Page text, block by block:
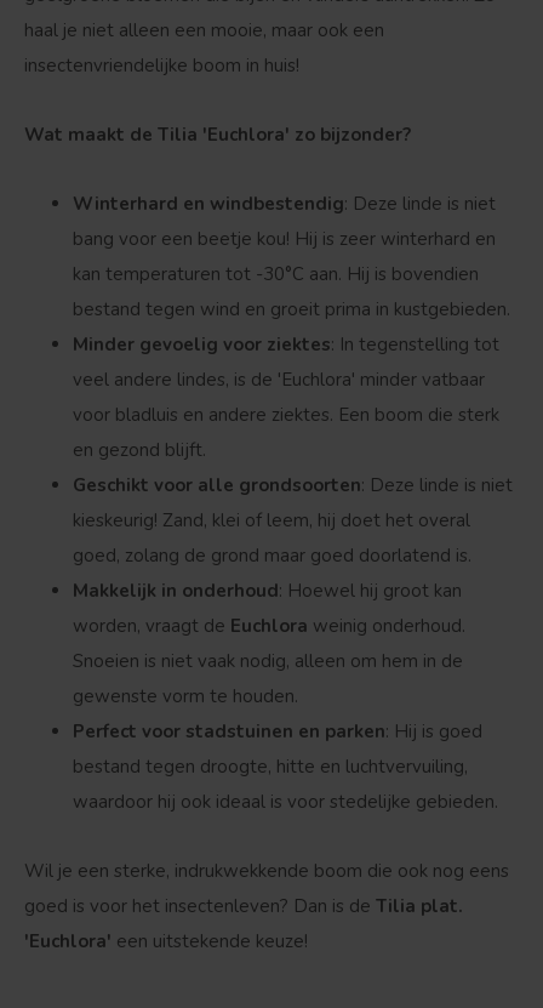
haal je niet alleen een mooie, maar ook een
insectenvriendelijke boom in huis!
Wat maakt de Tilia 'Euchlora' zo bijzonder?
Winterhard en windbestendig: Deze linde is niet
bang voor een beetje kou! Hij is zeer winterhard en
kan temperaturen tot -30°C aan. Hij is bovendien
bestand tegen wind en groeit prima in kustgebieden.
Minder gevoelig voor ziektes: In tegenstelling tot
veel andere lindes, is de 'Euchlora' minder vatbaar
voor bladluis en andere ziektes. Een boom die sterk
en gezond blijft.
Geschikt voor alle grondsoorten: Deze linde is niet
kieskeurig! Zand, klei of leem, hij doet het overal
goed, zolang de grond maar goed doorlatend is.
Makkelijk in onderhoud: Hoewel hij groot kan
worden, vraagt de Euchlora weinig onderhoud.
Snoeien is niet vaak nodig, alleen om hem in de
gewenste vorm te houden.
Perfect voor stadstuinen en parken: Hij is goed
bestand tegen droogte, hitte en luchtvervuiling,
waardoor hij ook ideaal is voor stedelijke gebieden.
Wil je een sterke, indrukwekkende boom die ook nog eens
goed is voor het insectenleven? Dan is de Tilia plat.
'Euchlora' een uitstekende keuze!